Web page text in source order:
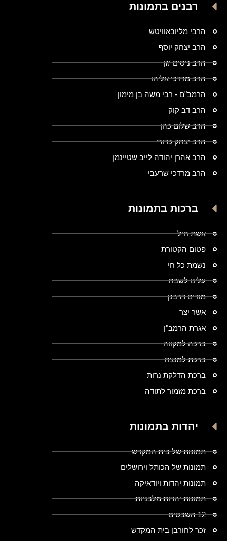
רבנים בתמונות
הרבי מליובאוויטש
הרב יצחק יוסף
הרב ניסים יגן
הרב מרדכי אליהו
הרמב"ם - רבי משה בן מימון
הרב דב קוק
הרב שלום כהן
הרב יצחק כדורי
הרב אהרן יהודה לייב שטיינמן
הרב מרדכי שרעבי
ברכות בתמונות
אשת חיל
פטום הקטורת
נשמת כל חי
עלינו לשבח
מודים דרבנן
אשר יצר
אגרת הרמב"ן
ברכה למקווה
ברכת למנצח
ברכת הדלקת נרות
ברכת מזמור לתודה
יהדות בתמונות
תמונות של בית המקדש
תמונות של הכותל וירושלים
תמונות יהדות ויודאיקה
תמונות יהדות מלבניות
12 השבטים
זכר לחורבן בית המקדש